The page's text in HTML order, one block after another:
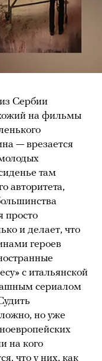
Сербии
на фильмы
— врезается
там
авторитета,
просто
и делает, что
героев
с итальянской
сериалом
но уже
на кого
что у них, как